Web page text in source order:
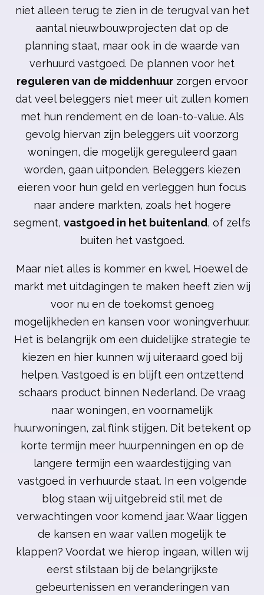
niet alleen terug te zien in de terugval van het
aantal nieuwbouwprojecten dat op de
planning staat, maar ook in de waarde van
verhuurd vastgoed. De plannen voor het
reguleren van de middenhuurzorgen ervoor
dat veel beleggers niet meer uit zullen komen
met hun rendement en de loan-to-value. Als
gevolg hiervan zijn beleggers uit voorzorg
woningen, die mogelijk gereguleerd gaan
worden, gaan uitponden. Beleggers kiezen
eieren voor hun geld en verleggen hun focus
naar andere markten, zoals het hogere
segment, vastgoed in het buitenland, of zelfs
buiten het vastgoed.
Maar niet alles is kommer en kwel. Hoewel de
markt met uitdagingen te maken heeft zien wij
voor nu en de toekomst genoeg
mogelijkheden en kansen voor woningverhuur.
Het is belangrijk om een duidelijke strategie te
kiezen en hier kunnen wij uiteraard goed bij
helpen. Vastgoed is en blijft een ontzettend
schaars product binnen Nederland. De vraag
naar woningen, en voornamelijk
huurwoningen, zal flink stijgen. Dit betekent op
korte termijn meer huurpenningen en op de
langere termijn een waardestijging van
vastgoed in verhuurde staat. In een volgende
blog staan wij uitgebreid stil met de
verwachtingen voor komend jaar. Waar liggen
de kansen en waar vallen mogelijk te
klappen? Voordat we hierop ingaan, willen wij
eerst stilstaan bij de belangrijkste
gebeurtenissen en veranderingen van